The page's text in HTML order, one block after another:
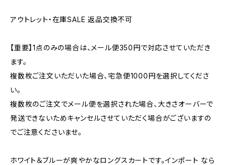
アウトレット・在庫SALE 返品交換不可
【重要】1点のみの場合は、メール便350円で対応させていただき
ます。
複数枚ご注文いただいた場合、宅急便1000円を選択してくださ
い。
複数枚のご注文でメール便を選択された場合、大きさオーバーで
発送できないためキャンセルさせていただく場合がございますの
でご注意くださいませ。
ホワイト＆ブルーが爽やかなロングスカートです。インポート なら